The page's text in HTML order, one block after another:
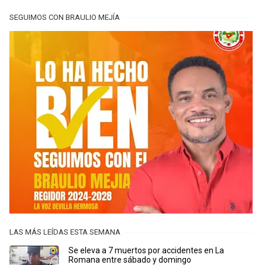
SEGUIMOS CON BRAULIO MEJÍA
LAS MÁS LEÍDAS ESTA SEMANA
Se eleva a 7 muertos por accidentes en La
Romana entre sábado y domingo